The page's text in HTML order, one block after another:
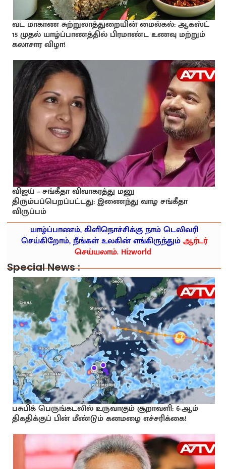
வட மாகாண சுற்றுலாத்துறையின் மைல்கல்: ஆகஸ்ட்
15 முதல் யாழ்ப்பாணத்தில் பிரமாண்ட உணவு மற்றும்
கலாசார விழா!
விஜய் – சங்கீதா விவாகரத்து மனு
திரும்பப்பெறப்பட்டது: இணைந்து வாழ சங்கீதா
விருப்பம்
யாழ்ப்பாணம், கிளிநொச்சிக்கு நாம் டெலிவரி
செய்கிறோம், நீங்கள் உலகின் எங்கிருந்தும்ஆர்டர்
செய்யலாம். Hi2world
Special News :
பசுபிக் பெருங்கடலில் உருவாகும் சூறாவளி: 6-ஆம்
திகதிக்குப் பின் மீண்டும் கனமழை எச்சரிக்கை!